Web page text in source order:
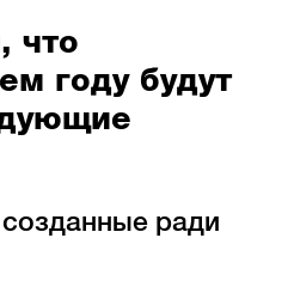
что
году будут
ради